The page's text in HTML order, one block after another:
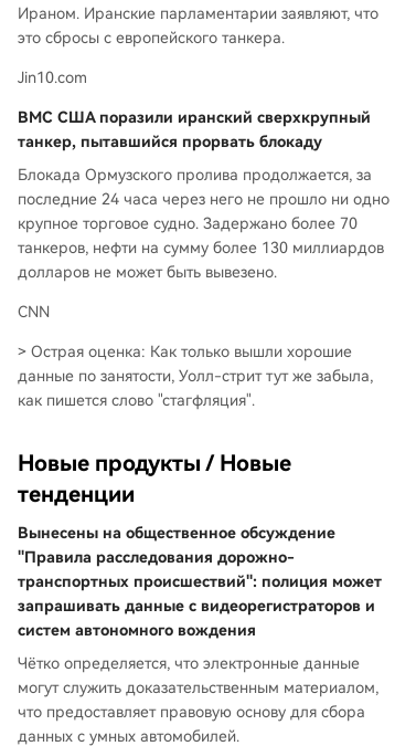
Ираном. Иранские парламентарии заявляют, что
это сбросы с европейского танкера.
Jin10.com
ВМС США поразили иранский сверхкрупный
танкер, пытавшийся прорвать блокаду
Блокада Ормузского пролива продолжается, за
последние 24 часа через него не прошло ни одно
крупное торговое судно. Задержано более 70
танкеров, нефти на сумму более 130 миллиардов
долларов не может быть вывезено.
CNN
> Острая оценка: Как только вышли хорошие
данные по занятости, Уолл-стрит тут же забыла,
как пишется слово "стагфляция".
Новые продукты / Новые
тенденции
Вынесены на общественное обсуждение
"Правила расследования дорожно-
транспортных происшествий": полиция может
запрашивать данные с видеорегистраторов и
систем автономного вождения
Чётко определяется, что электронные данные
могут служить доказательственным материалом,
что предоставляет правовую основу для сбора
данных с умных автомобилей.